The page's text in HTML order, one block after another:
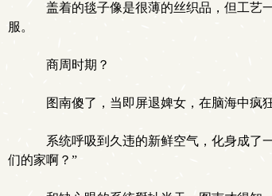
盖着的毯子像是很薄的丝织品，但工艺
服。
商周时期？
图南傻了，当即屏退婢女，在脑海中疯
系统呼吸到久违的新鲜空气，化身成了
们的家啊？”